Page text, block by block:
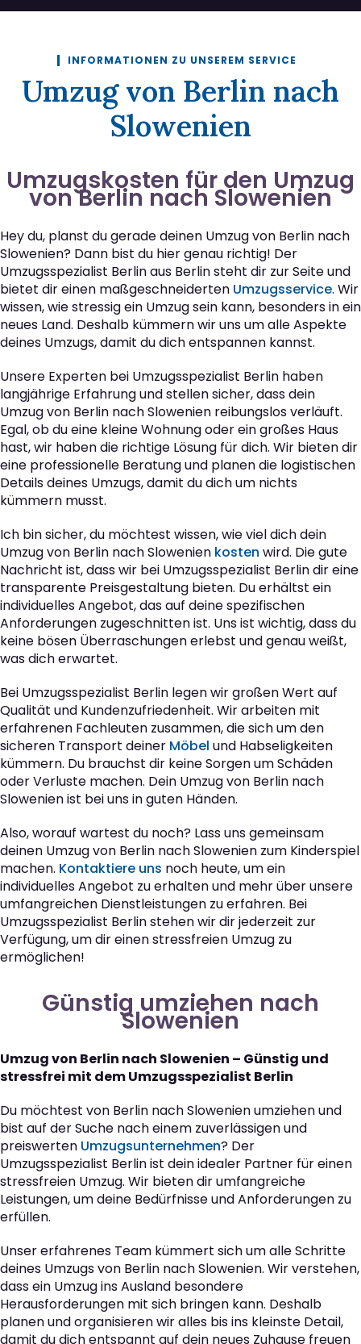
INFORMATIONEN ZU UNSEREM SERVICE
Umzug von Berlin nach
Slowenien
Umzugskosten für den Umzug
von Berlin nach Slowenien
Hey du, planst du gerade deinen Umzug von Berlin nach
Slowenien? Dann bist du hier genau richtig! Der
Umzugsspezialist Berlin aus Berlin steht dir zur Seite und
bietet dir einen maßgeschneiderten Umzugsservice. Wir
wissen, wie stressig ein Umzug sein kann, besonders in ein
neues Land. Deshalb kümmern wir uns um alle Aspekte
deines Umzugs, damit du dich entspannen kannst.
Unsere Experten bei Umzugsspezialist Berlin haben
langjährige Erfahrung und stellen sicher, dass dein
Umzug von Berlin nach Slowenien reibungslos verläuft.
Egal, ob du eine kleine Wohnung oder ein großes Haus
hast, wir haben die richtige Lösung für dich. Wir bieten dir
eine professionelle Beratung und planen die logistischen
Details deines Umzugs, damit du dich um nichts
kümmern musst.
Ich bin sicher, du möchtest wissen, wie viel dich dein
Umzug von Berlin nach Slowenien kosten wird. Die gute
Nachricht ist, dass wir bei Umzugsspezialist Berlin dir eine
transparente Preisgestaltung bieten. Du erhältst ein
individuelles Angebot, das auf deine spezifischen
Anforderungen zugeschnitten ist. Uns ist wichtig, dass du
keine bösen Überraschungen erlebst und genau weißt,
was dich erwartet.
Bei Umzugsspezialist Berlin legen wir großen Wert auf
Qualität und Kundenzufriedenheit. Wir arbeiten mit
erfahrenen Fachleuten zusammen, die sich um den
sicheren Transport deiner Möbel und Habseligkeiten
kümmern. Du brauchst dir keine Sorgen um Schäden
oder Verluste machen. Dein Umzug von Berlin nach
Slowenien ist bei uns in guten Händen.
Also, worauf wartest du noch? Lass uns gemeinsam
deinen Umzug von Berlin nach Slowenien zum Kinderspiel
machen. Kontaktiere uns noch heute, um ein
individuelles Angebot zu erhalten und mehr über unsere
umfangreichen Dienstleistungen zu erfahren. Bei
Umzugsspezialist Berlin stehen wir dir jederzeit zur
Verfügung, um dir einen stressfreien Umzug zu
ermöglichen!
Günstig umziehen nach
Slowenien
Umzug von Berlin nach Slowenien – Günstig und
stressfrei mit dem Umzugsspezialist Berlin
Du möchtest von Berlin nach Slowenien umziehen und
bist auf der Suche nach einem zuverlässigen und
preiswerten Umzugsunternehmen? Der
Umzugsspezialist Berlin ist dein idealer Partner für einen
stressfreien Umzug. Wir bieten dir umfangreiche
Leistungen, um deine Bedürfnisse und Anforderungen zu
erfüllen.
Unser erfahrenes Team kümmert sich um alle Schritte
deines Umzugs von Berlin nach Slowenien. Wir verstehen,
dass ein Umzug ins Ausland besondere
Herausforderungen mit sich bringen kann. Deshalb
planen und organisieren wir alles bis ins kleinste Detail,
damit du dich entspannt auf dein neues Zuhause freuen